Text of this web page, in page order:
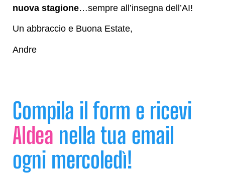
nuova stagione…sempre all’insegna dell’AI!
Un abbraccio e Buona Estate,
Andre
Compila il form e ricevi
AIdea nella tua email
ogni mercoledì!